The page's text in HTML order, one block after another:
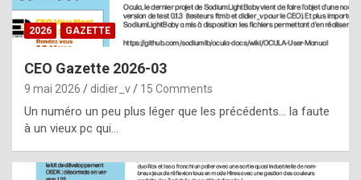
a
s
i
e
f
o
2026 GAZETTE
CEO Gazette 2026-03
9 mai 2026 didier_v 15 Comments
Un numéro un peu plus léger que les précédents… la faute
à un vieux pc qui…